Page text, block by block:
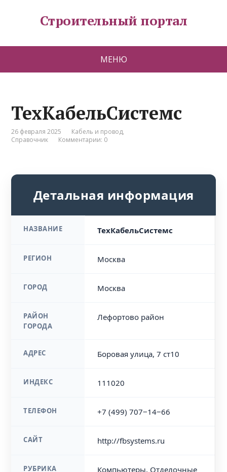
Строительный портал
МЕНЮ
ТехКабельСистемс
26 февраля 2025 Кабель и провод,
Справочник
Комментарии: 0
Детальная информация
НАЗВАНИЕ ТехКабельСистемс
РЕГИОН Москва
ГОРОД Москва
РАЙОН
ГОРОДА
Лефортово район
АДРЕС Боровая улица, 7 ст10
ИНДЕКС 111020
ТЕЛЕФОН +7 (499) 707‒14‒66
САЙТ http://fbsystems.ru
РУБРИКА
Компьютеры, Отделочные